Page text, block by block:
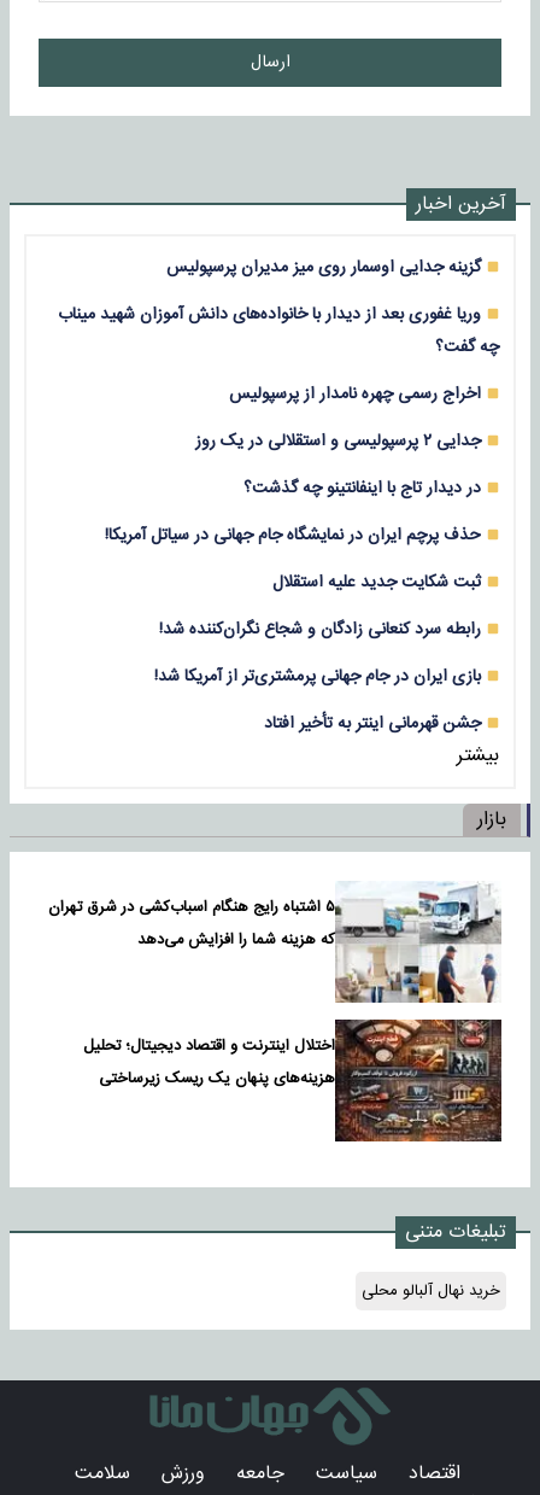
ارسال
آخرین اخبار
گزینه جدایی اوسمار روی میز مدیران پرسپولیس
وریا غفوری بعد از دیدار با خانواده‌های دانش آموزان شهید میناب
چه گفت؟
اخراج رسمی چهره نامدار از پرسپولیس
جدایی ۲ پرسپولیسی و استقلالی در یک روز
در دیدار تاج با اینفانتینو چه گذشت؟
حذف پرچم ایران در نمایشگاه جام جهانی در سیاتل آمریکا!
ثبت شکایت جدید علیه استقلال
رابطه سرد کنعانی زادگان و شجاع نگران‌کننده شد!
بازی‌ ایران در جام جهانی پرمشتری‌تر از آمریکا شد!
جشن قهرمانی اینتر به تأخیر افتاد
بیشتر
بازار
۵ اشتباه رایج هنگام اسباب‌کشی در شرق تهران
که هزینه شما را افزایش می‌دهد
اختلال اینترنت و اقتصاد دیجیتال؛ تحلیل
هزینه‌های پنهان یک ریسک زیرساختی
تبلیغات متنی
خرید نهال آلبالو محلی
اقتصاد سیاست جامعه ورزش
سلامت